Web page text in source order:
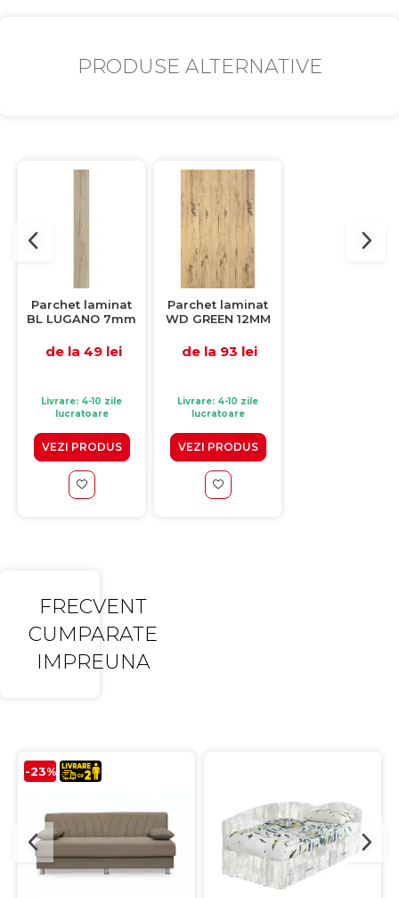
PRODUSE ALTERNATIVE
Parchet laminat
BL LUGANO 7mm
mp / cutie, beige
de la 49 lei
Livrare: 4-10 zile
lucratoare
VEZI PRODUS
Parchet laminat
WD GREEN 12MM
cutie, beige
de la 93 lei
Livrare: 4-10 zile
lucratoare
VEZI PRODUS
FRECVENT
CUMPARATE
IMPREUNA
-23%